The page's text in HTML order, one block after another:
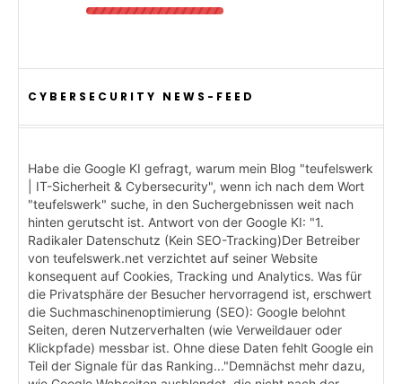
CYBERSECURITY NEWS-FEED
Habe die Google KI gefragt, warum mein Blog "teufelswerk
| IT-Sicherheit & Cybersecurity", wenn ich nach dem Wort
"teufelswerk" suche, in den Suchergebnissen weit nach
hinten gerutscht ist. Antwort von der Google KI: "1.
Radikaler Datenschutz (Kein SEO-Tracking)Der Betreiber
von teufelswerk.net verzichtet auf seiner Website
konsequent auf Cookies, Tracking und Analytics. Was für
die Privatsphäre der Besucher hervorragend ist, erschwert
die Suchmaschinenoptimierung (SEO): Google belohnt
Seiten, deren Nutzerverhalten (wie Verweildauer oder
Klickpfade) messbar ist. Ohne diese Daten fehlt Google ein
Teil der Signale für das Ranking..."Demnächst mehr dazu,